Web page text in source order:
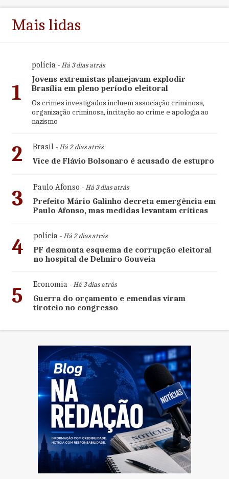
Mais lidas
1
polícia- Há 3 dias atrás
Jovens extremistas planejavam explodir
Brasília em pleno período eleitoral
Os crimes investigados incluem associação criminosa,
organização criminosa, incitação ao crime e apologia ao
nazismo
2 Brasil- Há 2 dias atrás
Vice de Flávio Bolsonaro é acusado de estupro
3 Paulo Afonso - Há 3 dias atrás
Prefeito Mário Galinho decreta emergência em
Paulo Afonso, mas medidas levantam críticas
4 polícia- Há 2 dias atrás
PF desmonta esquema de corrupção eleitoral
no hospital de Delmiro Gouveia
5 Economia- Há 3 dias atrás
Guerra do orçamento e emendas viram
tiroteio no congresso